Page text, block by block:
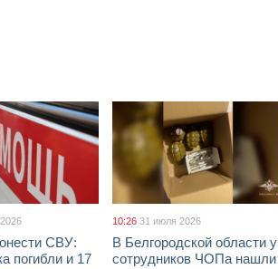
СВУ:
погибли и 17
10:26 31 июля 2026
В Белгородской области у
сотрудников ЧОПа нашли